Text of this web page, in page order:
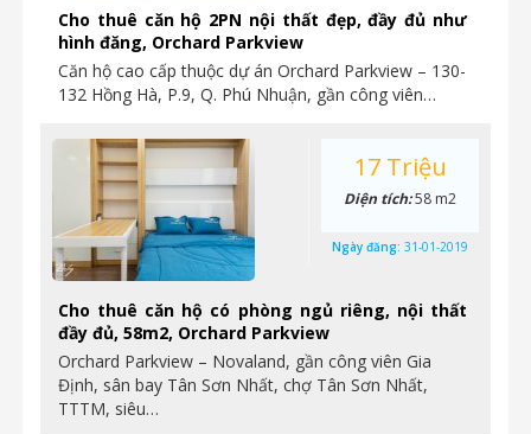
Cho thuê căn hộ 2PN nội thất đẹp, đầy đủ như
hình đăng, Orchard Parkview
Căn hộ cao cấp thuộc dự án Orchard Parkview – 130-
132 Hồng Hà, P.9, Q. Phú Nhuận, gần công viên…
Cho thuê căn hộ có phòng ngủ riêng, nội thất
đầy đủ, 58m2, Orchard Parkview
Orchard Parkview – Novaland, gần công viên Gia
Định, sân bay Tân Sơn Nhất, chợ Tân Sơn Nhất,
TTTM, siêu…
17 Triệu
Diện tích:58 m2
Ngày đăng: 31-01-2019